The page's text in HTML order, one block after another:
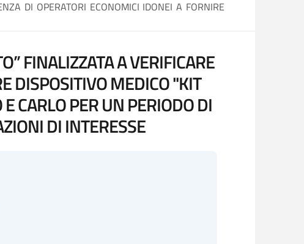
DI OPERATORI ECONOMICI IDONEI A FORNIRE
FINALIZZATA A VERIFICARE
DISPOSITIVO MEDICO "KIT
CARLO PER UN PERIODO DI
DI INTERESSE